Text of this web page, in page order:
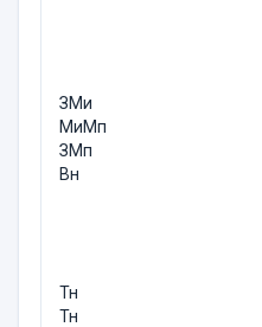
ЗМи
МиМп
ЗМп
Вн
Тн
Тн